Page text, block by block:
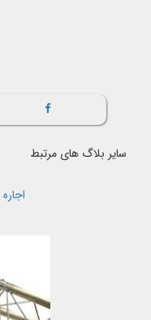
سایر بلاگ های مرتبط